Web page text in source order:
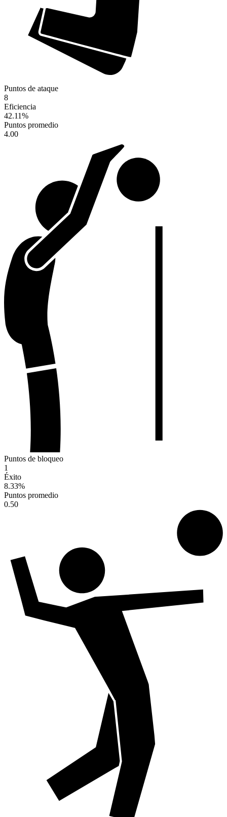
Puntos de ataque
8
Eficiencia
42.11%
Puntos promedio
4.00
Puntos de bloqueo
1
Éxito
8.33%
Puntos promedio
0.50